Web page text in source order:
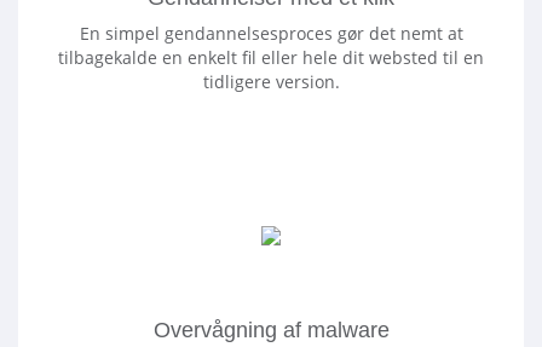
En simpel gendannelsesproces gør det nemt at
tilbagekalde en enkelt fil eller hele dit websted til en
tidligere version.
Overvågning af malware